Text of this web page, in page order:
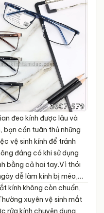
đeo kính được lâu và
bạn cần tuân thủ những
vệ sinh kính để tránh
đáng có khi sử dụng
bằng cả hai tay.Vì thói
dễ làm kính bị méo,
kính không còn chuẩn,
xuyên vệ sinh mắt
rửa kính chuyên dụng,